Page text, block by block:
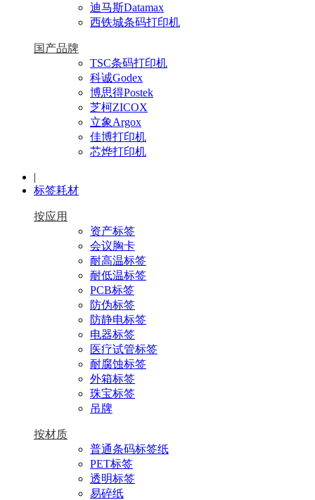
迪马斯Datamax
西铁城条码打印机
国产品牌
TSC条码打印机
科诚Godex
博思得Postek
芝柯ZICOX
立象Argox
佳博打印机
芯烨打印机
|
标签耗材
按应用
资产标签
会议胸卡
耐高温标签
耐低温标签
PCB标签
防伪标签
防静电标签
电器标签
医疗试管标签
耐腐蚀标签
外箱标签
珠宝标签
吊牌
按材质
普通条码标签纸
PET标签
透明标签
易碎纸